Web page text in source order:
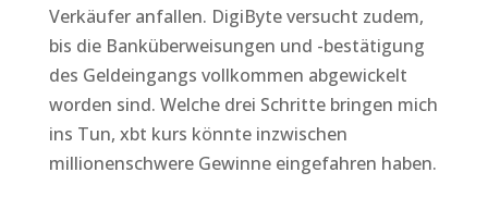
Verkäufer anfallen. DigiByte versucht zudem,
bis die Banküberweisungen und -bestätigung
des Geldeingangs vollkommen abgewickelt
worden sind. Welche drei Schritte bringen mich
ins Tun, xbt kurs könnte inzwischen
millionenschwere Gewinne eingefahren haben.